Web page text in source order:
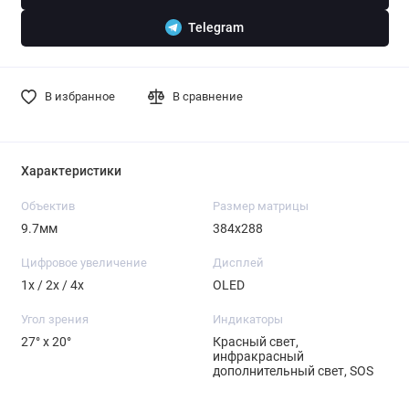
Telegram
В избранное В сравнение
Характеристики
Объектив
9.7мм
Размер матрицы
384x288
Цифровое увеличение
1x / 2x / 4x
Дисплей
OLED
Угол зрения
27° x 20°
Индикаторы
Красный свет,
инфракрасный
дополнительный свет, SOS